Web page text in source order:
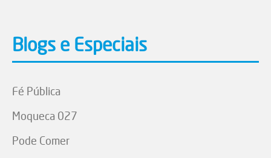
Blogs e Especiais
Fé Pública
Moqueca 027
Pode Comer